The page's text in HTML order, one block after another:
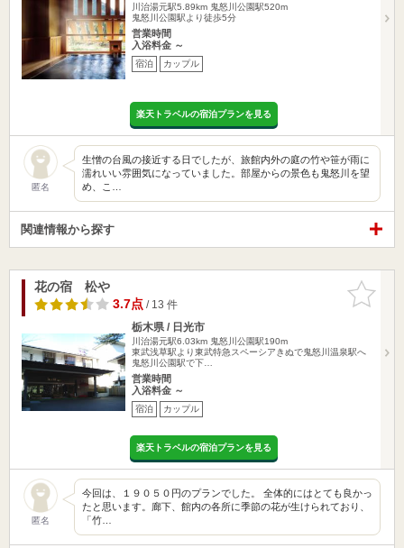
川治湯元駅5.89km 鬼怒川公園駅520m
鬼怒川公園駅より徒歩5分
営業時間
入浴料金 ～
宿泊 カップル
楽天トラベルの宿泊プランを見る
匿名
生憎の台風の接近する日でしたが、旅館内外の庭の竹や笹が雨に
濡れいい雰囲気になっていました。部屋からの景色も鬼怒川を望
め、こ…
関連情報から探す
お気に入
りに追加
花の宿 松や
3.7点/ 13 件
栃木県 / 日光市
川治湯元駅6.03km 鬼怒川公園駅190m
東武浅草駅より東武特急スペーシアきぬで鬼怒川温泉駅へ
鬼怒川公園駅で下…
営業時間
入浴料金 ～
宿泊 カップル
楽天トラベルの宿泊プランを見る
匿名
今回は、１９０５０円のプランでした。 全体的にはとても良かっ
たと思います。廊下、館内の各所に季節の花が生けられており、
「竹…